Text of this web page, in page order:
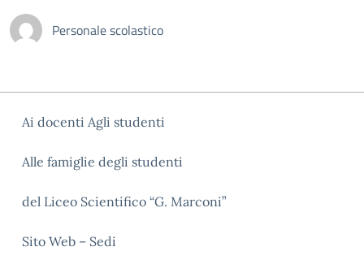
Personale scolastico
Ai docenti Agli studenti
Alle famiglie degli studenti
del Liceo Scientifico “G. Marconi”
Sito Web – Sedi